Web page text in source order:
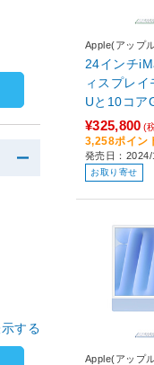
Apple(アップ
24インチ
ィスプレ
Uと10コア
ple M4チッ
SSD - グリーン グリ
V03J/A
¥325,800 (
3,258ポイン
発売日：
お取り寄せ
Apple(アップ
する